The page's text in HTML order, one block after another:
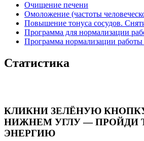
Очищение печени
Омоложение (частоты
Повышение тонуса сосудов.
Программа для нормализации
Программа нормализации
Статистика
КЛИКНИ ЗЕЛЁНУЮ
НИЖНЕМ УГЛУ — ПРОЙДИ
ЭНЕРГИЮ